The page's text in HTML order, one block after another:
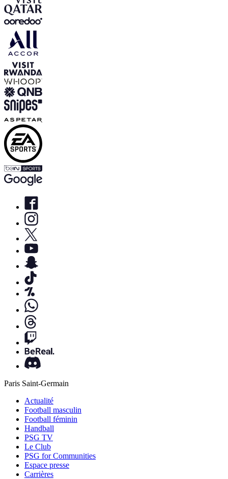
Paris Saint-Germain
Actualité
Football masculin
Football féminin
Handball
PSG TV
Le Club
PSG for Communities
Espace presse
Carrières